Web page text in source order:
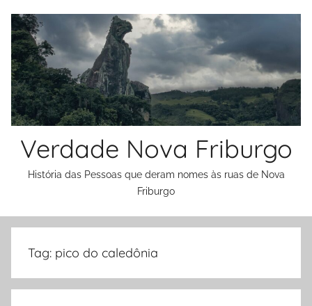
content
Verdade Nova Friburgo
História das Pessoas que deram nomes às ruas de Nova
Friburgo
Tag: pico do caledônia